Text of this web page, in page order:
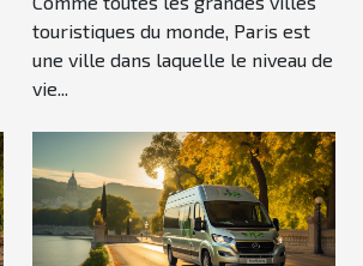
touristiques du monde, Paris est
une ville dans laquelle le niveau de
vie...